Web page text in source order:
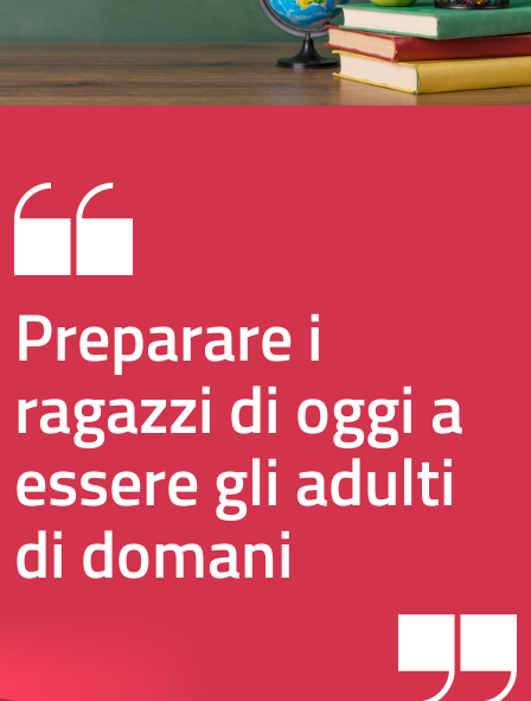
Preparare i
ragazzi di oggi a
essere gli adulti
di domani